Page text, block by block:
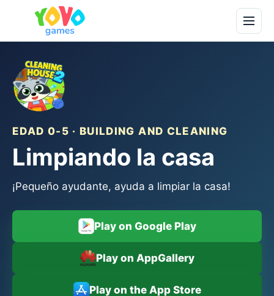
EDAD 0-5 · BUILDING AND CLEANING
Limpiando la casa
¡Pequeño ayudante, ayuda a limpiar la casa!
Play on Google Play
Play on AppGallery
Play on the App Store